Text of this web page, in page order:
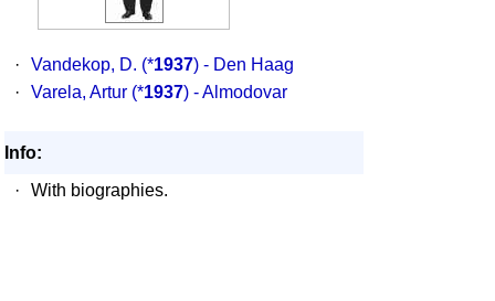
· Vandekop, D. (*1937) - Den Haag
·
Varela, Artur (*1937) - Almodovar
Info:
·
With biographies.